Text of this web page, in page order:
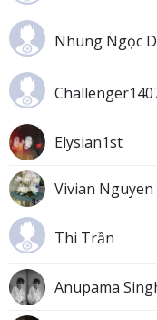
Nhung Ngọc
Elysian1st
Vivian Nguyen
Thi Trần
Anupama